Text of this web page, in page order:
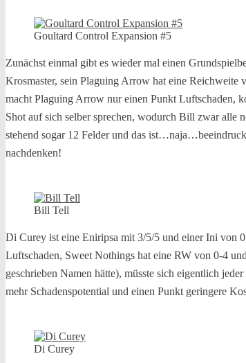
Goultard Control Expansion #5
Zunächst einmal gibt es wieder mal einen
Krosmaster, sein Plaguing Arrow hat eine Reichweite
macht Plaguing Arrow nur einen Punkt Luftschaden,
Shot auf sich selber sprechen, wodurch Bill zwar alle
stehend sogar 12 Felder und das
nachdenken!
Bill Tell
Di Curey ist eine Eniripsa mit 3/5/5 und einer Ini von
Luftschaden, Sweet Nothings hat eine RW von 0-4
geschrieben Namen hätte), müsste sich eigentlich
mehr Schadenspotential und einen Punkt geringere
Di Curey